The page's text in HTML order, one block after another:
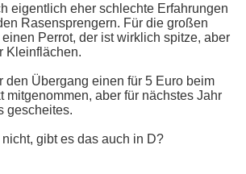
eigentlich eher schlechte Erfahrungen
Rasensprengern. Für die großen
Perrot, der ist wirklich spitze, aber
Kleinflächen.
den Übergang einen für 5 Euro beim
mitgenommen, aber für nächstes Jahr
gescheites.
gibt es das auch in D?